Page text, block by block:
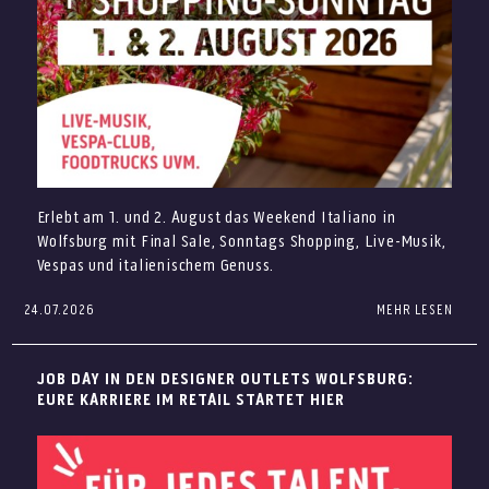
Pflegeprodukten für sonnige Tage findet Ihr in den
Designer Outlets Wolfsburg alles, was den Sommer noch
schöner macht. Entdeckt Bademode und Sommer-
Highlights bei Marken wie O’Neill, BOSS und Tommy
Hilfiger oder findet passende Accessoires bei Sunglass Hut
24.07.2026
Erlebt am 1. und 2. August das Weekend Italiano in
Wolfsburg mit Final Sale, Sonntags Shopping, Live-Musik,
Vespas und italienischem Genuss.
Italienisches Lebensgefühl trifft auf attraktive
Euch auf Musik, Vespas, sommerliche Drinks und den
Das Programm beim Weekend Italiano
Samstag, 1. August
MEHR LESEN
JOB DAY IN DEN DESIGNER OUTLETS WOLFSBURG:
EURE KARRIERE IM RETAIL STARTET HIER